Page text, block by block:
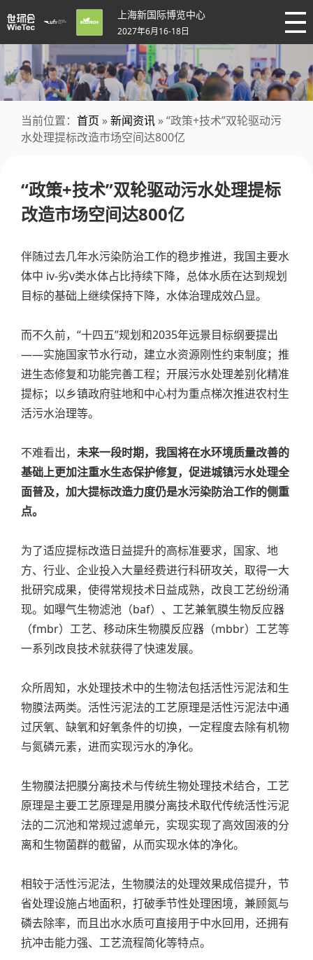
上海新国际博览中心
2027年6月16-18日
当前位置： 首页 »新闻资讯 » “政策+技术”双轮驱动污
水处理提标改造市场空间达800亿
“政策+技术”双轮驱动污水处理提标
改造市场空间达800亿
伴随过去几年水污染防治工作的稳步推进，我国主要水
体中 iv-劣v类水体占比持续下降，总体水质在达到规划
目标的基础上继续保持下降，水体治理成效凸显。
而不久前，“十四五”规划和2035年远景目标纲要提出
——实施国家节水行动，建立水资源刚性约束制度；推
进生态修复和功能完善工程；开展污水处理差别化精准
提标；以乡镇政府驻地和中心村为重点梯次推进农村生
活污水治理等。
不难看出， 未来一段时期，我国将在水环境质量改善的
基础上更加注重水生态保护修复，促进城镇污水处理全
面普及，加大提标改造力度仍是水污染防治工作的侧重
点。
为了适应提标改造日益提升的高标准要求，国家、地
方、行业、企业投入大量经费进行科研攻关，取得一大
批研究成果，使得常规技术日益成熟，改良工艺纷纷涌
现。如曝气生物滤池（baf）、工艺兼氧膜生物反应器
（fmbr）工艺、移动床生物膜反应器（mbbr）工艺等
一系列改良技术就获得了快速发展。
众所周知，水处理技术中的生物法包括活性污泥法和生
物膜法两类。活性污泥法的工艺原理是活性污泥法中通
过厌氧、缺氧和好氧条件的切换，一定程度去除有机物
与氮磷元素，进而实现污水的净化。
生物膜法把膜分离技术与传统生物处理技术结合，工艺
原理是主要工艺原理是用膜分离技术取代传统活性污泥
法的二沉池和常规过滤单元，实现实现了高效固液的分
离和生物菌群的截留，从而实现水体的净化。
相较于活性污泥法，生物膜法的处理效果成倍提升，节
省处理设施占地面积，打破季节性处理困境，兼顾氮与
磷去除率，而且出水水质可直接用于中水回用，还拥有
抗冲击能力强、工艺流程简化等特点。